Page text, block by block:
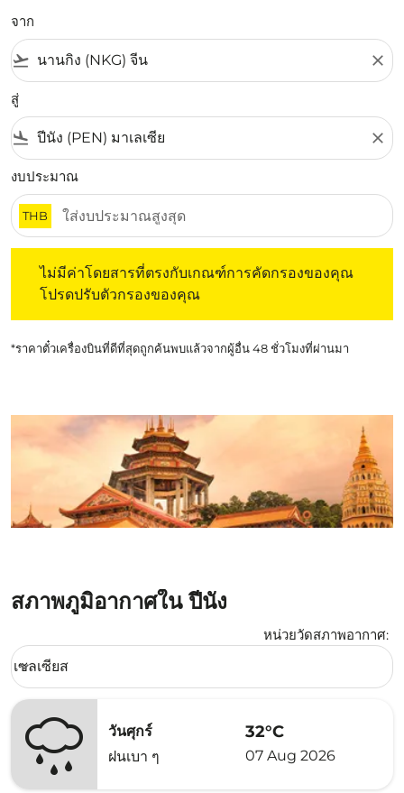
จาก
flight_takeoff close
สู่
flight_land close
งบประมาณ
THB
ไม่มีค่าโดยสารที่ตรงกับเกณฑ์การคัดกรองของคุณ
โปรดปรับตัวกรองของคุณ
*ราคาตั๋วเครื่องบินที่ดีที่สุดถูกค้นพบแล้วจากผู้อื่น 48 ชั่วโมงที่ผ่านมา
สภาพภูมิอากาศใน ปีนัง
หน่วยวัดสภาพอากาศ:
Weather unit option เซลเซียส Selected
เซลเซียส
keyboard_arrow_down
วันศุกร์
ฝนเบา ๆ
32°C
07 Aug 2026